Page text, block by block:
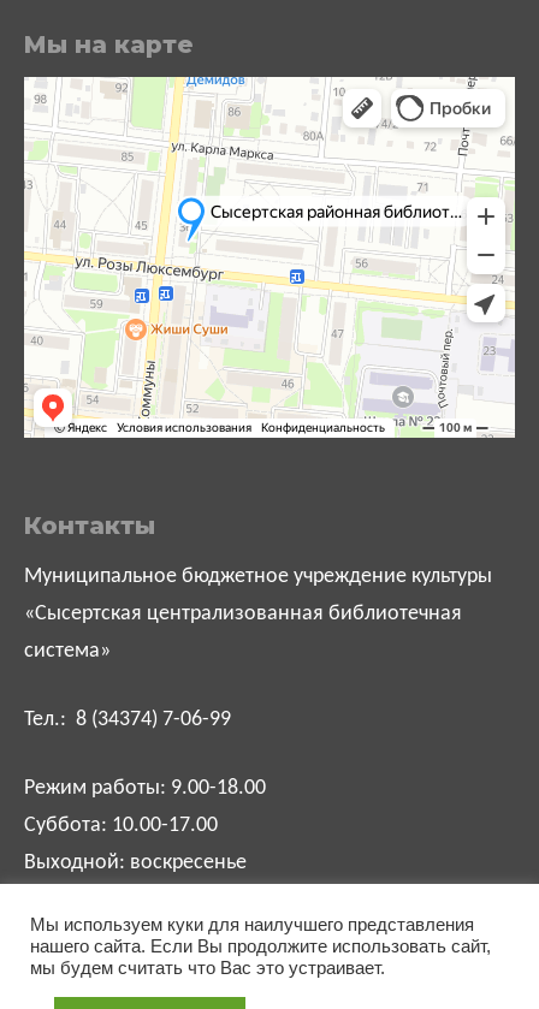
Мы на карте
Контакты
Муниципальное бюджетное учреждение культуры
«Сысертская централизованная библиотечная
система»
Тел.: 8 (34374) 7-06-99
Режим работы: 9.00-18.00
Суббота: 10.00-17.00
Выходной: воскресенье
biblsysert@mail.ru
Мы используем куки для наилучшего представления
нашего сайта. Если Вы продолжите использовать сайт,
мы будем считать что Вас это устраивает.